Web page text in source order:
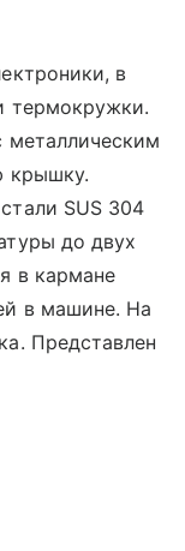
в
термокружки.
металлическим
крышку.
SUS 304
до двух
в кармане
в машине. На
Представлен